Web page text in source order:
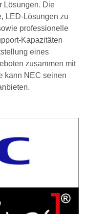
Lösungen. Die
LED-Lösungen zu
professionelle
Kapazitäten
eines
zusammen mit
kann NEC seinen